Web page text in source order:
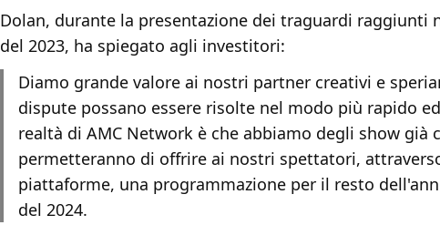
Dolan, durante la presentazione dei traguardi raggiunti
del 2023, ha spiegato agli investitori:
Diamo grande valore ai nostri partner creativi e
dispute possano essere risolte nel modo più rapido
realtà di AMC Network è che abbiamo degli show già
permetteranno di offrire ai nostri spettatori,
piattaforme, una programmazione per il resto
del 2024.